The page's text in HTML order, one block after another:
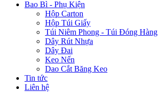
Bao Bì - Phụ Kiện
Hộp Carton
Hộp Túi Giấy
Túi Niêm Phong - Túi Đóng Hàng
Dây Rút Nhựa
Dây Đai
Keo Nến
Dao Cắt Băng Keo
Tin tức
Liên hệ